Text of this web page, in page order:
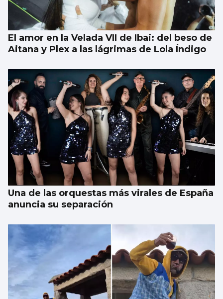
El amor en la Velada VII de Ibai: del beso de
Aitana y Plex a las lágrimas de Lola Índigo
Una de las orquestas más virales de España
anuncia su separación